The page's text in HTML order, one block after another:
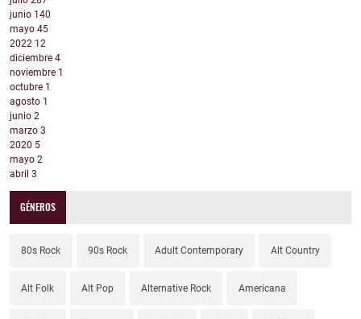
junio 140
mayo 45
2022 12
diciembre 4
noviembre 1
octubre 1
agosto 1
junio 2
marzo 3
2020 5
mayo 2
abril 3
GÉNEROS
80s Rock 90s Rock Adult Contemporary Alt Country
Alt Folk Alt Pop Alternative Rock Americana